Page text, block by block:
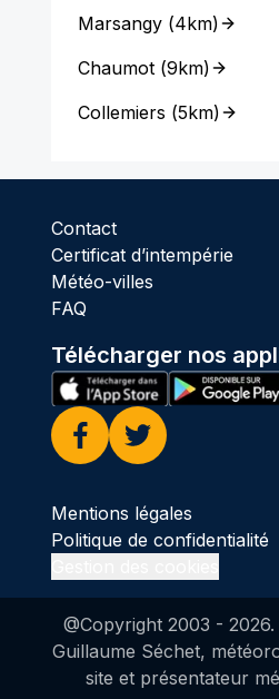
Marsangy(4km)
Chaumot(9km)
Collemiers (5km)
Contact
Certificat d’intempérie
Météo-villes
FAQ
Télécharger nos
Facebook
Twitter
Mentions légales
Politique de confidentialité
@Copyright 2003 - 2026.
Guillaume Séchet,
site et présentateur